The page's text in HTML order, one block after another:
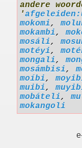
andere
'
mokomi,
mokambi,
mosáli,
motéyi,
mongali,
mosámbisi,
moíbi,
muibi,
mobáteli,
mokangoli